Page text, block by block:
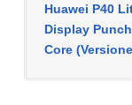
Huawei P40
Display
Core